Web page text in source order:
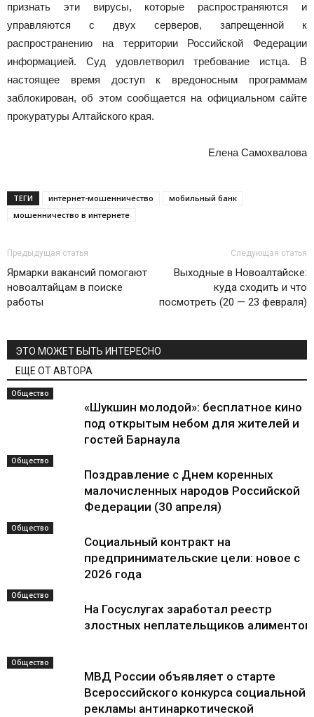
признать эти вирусы, которые распространяются и
управляются с двух серверов, запрещенной к
распространению на территории Российской Федерации
информацией. Суд удовлетворил требование истца. В
настоящее время доступ к вредоносным программам
заблокирован, об этом сообщается на официальном сайте
прокуратуры Алтайского края.
Елена Самохвалова
ТЕГИ интернет-мошенничество
мобильный банк
мошенничество в интернете
Предыдущая статья
Ярмарки вакансий помогают
новоалтайцам в поиске
работы
Следующая статья
Выходные в Новоалтайске:
куда сходить и что
посмотреть (20 — 23 февраля)
ЭТО МОЖЕТ БЫТЬ ИНТЕРЕСНО
ЕЩЕ ОТ АВТОРА
Общество
«Шукшин молодой»: бесплатное кино
под открытым небом для жителей и
гостей Барнаула
Общество
Поздравление с Днем коренных
малочисленных народов Российской
Федерации (30 апреля)
Общество
Социальный контракт на
предпринимательские цели: новое с
2026 года
Общество
На Госуслугах заработал реестр
злостных неплательщиков алиментов
Общество
МВД России объявляет о старте
Всероссийского конкурса социальной
рекламы антинаркотической